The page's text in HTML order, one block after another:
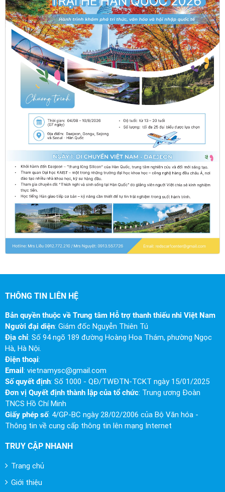
THÔNG TIN LIÊN HỆ
Bản quyền thuộc về Trung tâm Hỗ trợ thanh thiếu nhi Việt Nam
Người đại diện: Giám đốc Nguyễn Thiên Tú
Địa chỉ: Số 94 ngõ 189 đường Hoàng Hoa Thám, phường Ngọc
Hà, Hà Nội.
Điện thoại:
Email : vietnamysc@gmail.com
Số quyết định: Số 1000 - QĐ/TWĐTN-TCKT ngày 15/01/2025
Đơn vị Quyết định thành lập của tổ chức: Trung ương Đoàn
TNCS Hồ Chí Minh
Giấy phép số: 4/GP-BC ngày 28/02/2006 của Bộ Văn hóa -
Thông tin về cung cấp thông tin lên mạng Internet
TRUY CẬP NHANH
Trang chủ
Giới thiệu